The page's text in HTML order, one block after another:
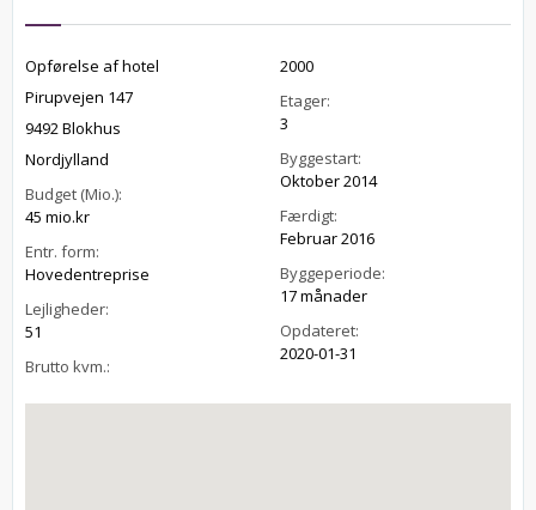
Opførelse af hotel
Pirupvejen 147
9492 Blokhus
Nordjylland
Budget (Mio.):
45 mio.kr
Entr. form:
Hovedentreprise
Lejligheder:
51
Brutto kvm.:
2000
Etager:
3
Byggestart:
Oktober 2014
Færdigt:
Februar 2016
Byggeperiode:
17 månader
Opdateret:
2020-01-31